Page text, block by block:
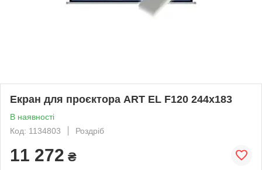
Екран для проєктора ART EL F120 244x183
В наявності
Код: 1134803
Роздріб
11 272 ₴